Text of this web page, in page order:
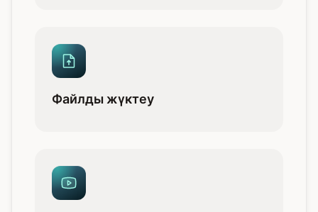
Файлды жүктеу